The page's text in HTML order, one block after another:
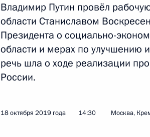
Встреча с Премьер-министром
23 октября 2019 года, 13:20 Сочи
Встреча с Президентом Намибии
Владимир Путин провёл
области Станиславом
Президента о социально-
области и мерах по улучшению
речь шла о ходе реализации
России.
18 октября 2019 года 14:30 Москва,